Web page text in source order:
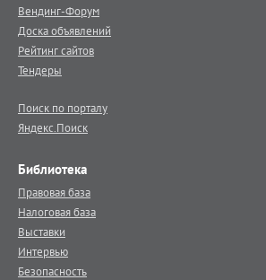
Вендинг-Форум
Доска объявлений
Рейтинг сайтов
Тендеры
Поиск по порталу
Яндекс.Поиск
Библиотека
Правовая база
Налоговая база
Выставки
Интервью
Безопасность